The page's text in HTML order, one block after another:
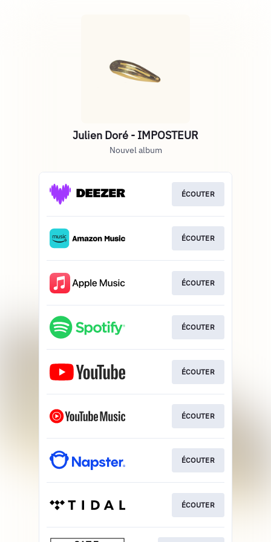
Julien Doré - IMPOSTEUR
Nouvel album
ÉCOUTER
ÉCOUTER
ÉCOUTER
ÉCOUTER
ÉCOUTER
ÉCOUTER
ÉCOUTER
ÉCOUTER